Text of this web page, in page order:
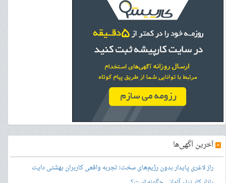
»آخرین آگهی‌ها
راز لاغری پایدار بدون رژیم‌های سخت؛ تجربه واقعی کاربران بهشتی دایت